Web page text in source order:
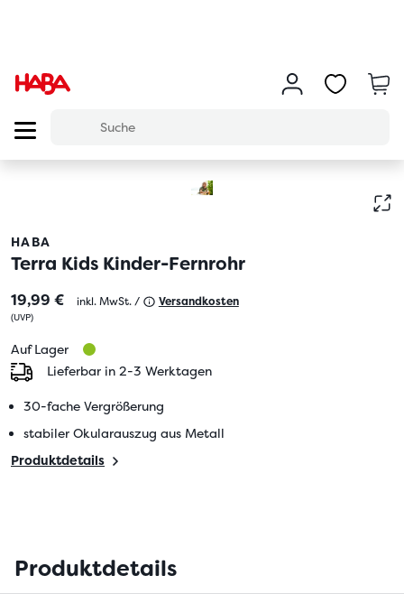
HABA
Terra Kids Kinder-Fernrohr
19,99 € inkl. MwSt. / Versandkosten
(UVP)
Auf Lager
Lieferbar in 2-3 Werktagen
30-fache Vergrößerung
stabiler Okularauszug aus Metall
Produktdetails
Produktdetails